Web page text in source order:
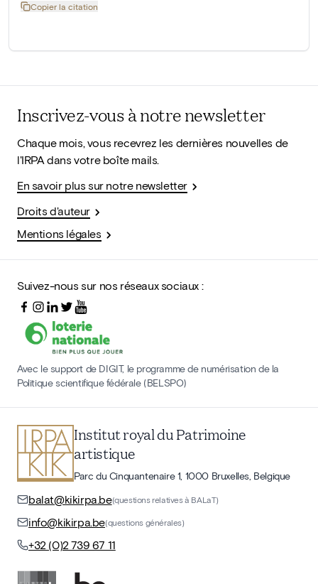
Copier la citation
Inscrivez-vous à notre newsletter
Chaque mois, vous recevrez les dernières nouvelles de
l'IRPA dans votre boîte mails.
En savoir plus sur notre newsletter
Droits d'auteur
Mentions légales
Suivez-nous sur nos réseaux sociaux :
Avec le support de DIGIT, le programme de numérisation de la
Politique scientifique fédérale (BELSPO)
Institut royal du Patrimoine
artistique
Parc du Cinquantenaire 1, 1000 Bruxelles, Belgique
balat@kikirpa.be(questions relatives à BALaT)
info@kikirpa.be(questions générales)
+32 (0)2 739 67 11